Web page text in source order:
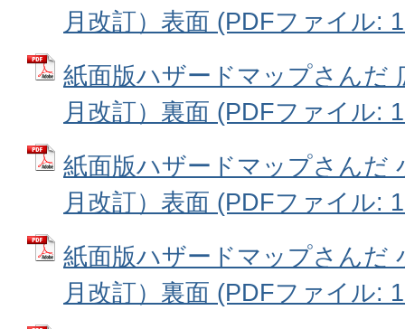
月改訂）表面 (PDFファイル:
紙面版ハザードマップさんだ
月改訂）裏面 (PDFファイル:
紙面版ハザードマップさんだ
月改訂）表面 (PDFファイル:
紙面版ハザードマップさんだ
月改訂）裏面 (PDFファイル: